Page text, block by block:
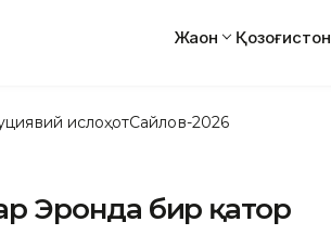
Жаҳон Қозоғистон
ислоҳотСайлов-2026
Эронда бир қатор